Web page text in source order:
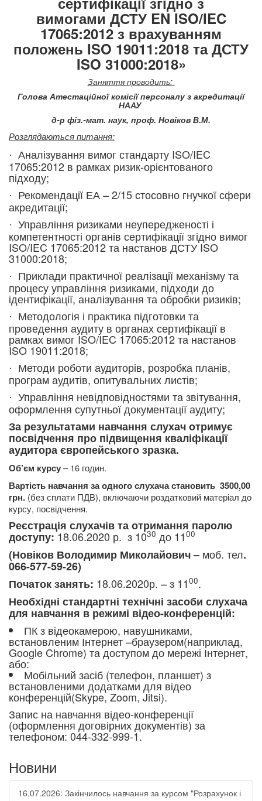
вимогами ДСТУ EN ISO/IEC
17065:2012 з врахуванням
положень ISO 19011:2018 та ДСТУ
ISO 31000:2018»
Заняття проводить:
Голова Атестаційної комісії персоналу з акредитації
НААУ
д-р фіз.-мат. наук, проф. Новіков В.М.
Розглядаються питання:
· Аналізування вимог стандарту ISO/IEC
17065:2012 в рамках ризик-орієнтованого
підходу;
·
Рекомендації ЕА – 2/15 стосовно гнучкої сфери
акредитації;
· Управління ризиками неупередженості і
компетентності органів сертифікації згідно вимог
ISO/IEC 17065:2012 та настанов ДСТУ ISO
31000:2018;
·
Приклади практичної реалізації механізму та
процесу управління ризиками, підходи до
ідентифікації, аналізування та обробки ризиків;
·
Методологія і практика підготовки та
проведення аудиту в органах сертифікації в
рамках вимог ISO/IEC 17065:2012 та настанов
ISO 19011:2018;
·
Методи роботи аудиторів, розробка планів,
програм аудитів, опитувальних листів;
· Управління невідповідностями та звітування,
оформлення супутньої документації аудиту;
За результатами навчання слухач отримує
посвідчення про підвищення кваліфікації
аудитора європейського зразка.
Об’єм курсу– 16 годин.
Вартість навчання за одного слухача становить 3500,00
грн. (без сплати ПДВ), включаючи роздатковий матеріал до
курсу, посвідчення.
Реєстрація слухачів та отримання паролю
доступу:18.06.2020 р. з 1030 до 1100
(Новіков Володимир Миколайович – моб. тел.
066-577-59-26)
Початок занять: 18.06.2020р. – з 1100.
Необхідні стандартні технічні засоби слухача
для навчання в режимі відео-конференцій:
ПК з відеокамерою, навушниками,
встановленим Інтернет –браузером(наприклад,
Google Chrome) та доступом до мережі Інтернет,
або:
Мобільний засіб (телефон, планшет) з
встановленими додатками для відео
конференцій(Skype, Zoom, Jitsi).
Запис на навчання відео-конференції
(оформлення договірних документів) за
телефоном: 044-332-999-1.
Новини
16.07.2026: Закінчилось навчання за курсом "Розрахунок і